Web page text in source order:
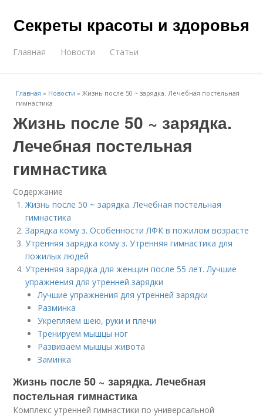
Секреты красоты и здоровья
Главная Новости Статьи
Главная » Новости »Жизнь после 50 ~ зарядка. Лечебная постельная
гимнастика
Жизнь после 50 ~ зарядка.
Лечебная постельная
гимнастика
Содержание
Жизнь после 50 ~ зарядка. Лечебная постельная
гимнастика
Зарядка кому з. Особенности ЛФК в пожилом возрасте
Утренняя зарядка кому з. Утренняя гимнастика для
пожилых людей
Утренняя зарядка для женщин после 55 лет. Лучшие
упражнения для утренней зарядки
Лучшие упражнения для утренней зарядки
Разминка
Укрепляем шею, руки и плечи
Тренируем мышцы ног
Развиваем мышцы живота
Заминка
Жизнь после 50 ~ зарядка. Лечебная
постельная гимнастика
Комплекс утренней гимнастики по универсальной